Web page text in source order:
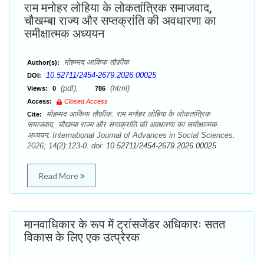
राम मनोहर लोहिया के लोकतांत्रिक समाजवाद,
चौखम्बा राज्य और सप्तक्रांति की अवधारणा का
समीक्षात्मक अध्ययन
Author(s): मोहम्मद आकिफ तौफ़ीक
DOI: 10.52711/2454-2679.2026.00025
Views: 0 (pdf), 786 (html)
Access:
Closed Access
Cite:
मोहम्मद आकिफ तौफ़ीक. राम मनोहर लोहिया के लोकतांत्रिक
समाजवाद, चौखम्बा राज्य और सप्तक्रांति की अवधारणा का समीक्षात्मक
अध्ययन. International Journal of Advances in Social Sciences.
2026; 14(2):123-0. doi: 10.52711/2454-2679.2026.00025
Read More
मानवाधिकार के रूप में ट्रांसजेंडर अधिकारः सतत
विकास के लिए एक उत्प्रेरक